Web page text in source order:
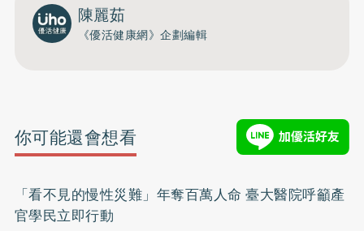
陳麗茹
《優活健康網》企劃編輯
你可能還會想看
「看不見的慢性災難」年奪百萬人命 臺大醫院呼籲產
官學民立即行動